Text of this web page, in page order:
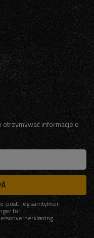
informacje o
post. Jeg samtykker
for